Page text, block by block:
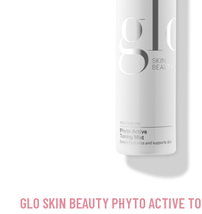
GLO SKIN BEAUTY PHYTO ACTIVE